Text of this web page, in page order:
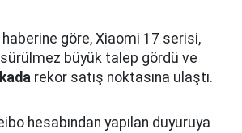
haberine göre, Xiaomi 17 serisi,
büyük talep gördü ve
rekor satış noktasına ulaştı.
hesabından yapılan duyuruya